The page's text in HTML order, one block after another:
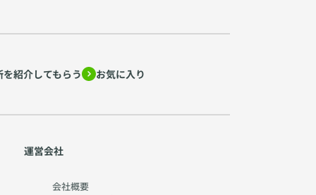
紹介してもらう お気に入り
運営会社
会社概要